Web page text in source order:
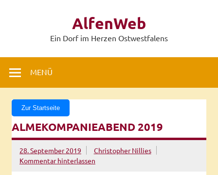
AlfenWeb
Ein Dorf im Herzen Ostwestfalens
MENÜ
Zur Startseite
ALMEKOMPANIEABEND 2019
28. September 2019
Christopher Nillies
Kommentar hinterlassen